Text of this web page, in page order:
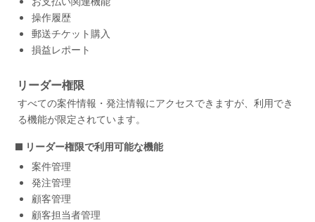
操作履歴
郵送チケット購入
損益レポート
リーダー権限
すべての案件情報・発注情報にアクセスできますが、利用でき
る機能が限定されています。
リーダー権限で利用可能な機能
案件管理
発注管理
顧客管理
顧客担当者管理